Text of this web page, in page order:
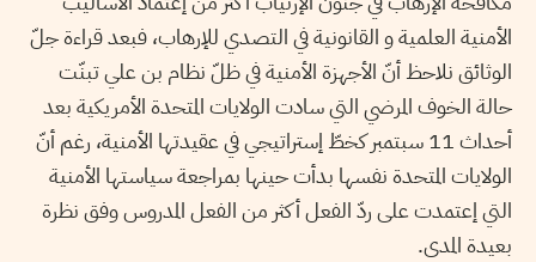
الأمنية العلمية و القانونية في التصدي للإرهاب، فبعد قراءة جلّ
الوثائق نلاحظ أنّ الأجهزة الأمنية في ظلّ نظام بن علي تبنّت
حالة الخوف المرضي التي سادت الولايات المتحدة الأمريكية بعد
أحداث 11 سبتمبر كخطّ إستراتيجي في عقيدتها الأمنية، رغم أنّ
الولايات المتحدة نفسها بدأت حينها بمراجعة سياستها الأمنية
التي إعتمدت على ردّ الفعل أكثر من الفعل المدروس وفق نظرة
بعيدة المدى.